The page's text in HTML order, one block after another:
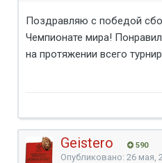
Поздравляю с победой
Чемпионате мира!
на протяжении всего
Geistero 590
Опубликовано: 26 мая,